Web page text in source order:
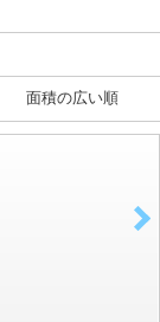
面積の広い順